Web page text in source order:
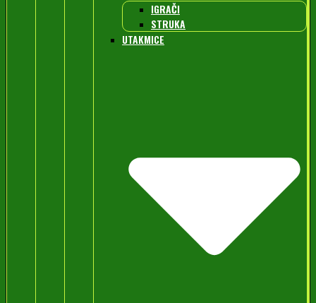
IGRAČI
STRUKA
UTAKMICE